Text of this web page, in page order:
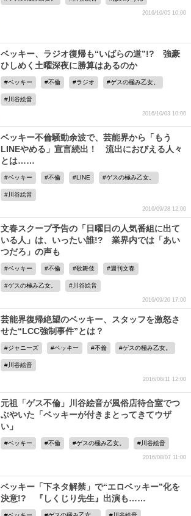
2016/10/05 10:00
ベッキー、ラジオ復帰も“いばらの道”!? 強豪
ひしめく土曜深夜に勝算はあるのか
ベッキー 不倫 ラジオ ゲスの極み乙女。
川谷絵音
2016/10/03 10:00
ベッキー不倫騒動余波で、芸能界から「もう
LINEやめる」宣言続出！ 流出におびえる人々
とは……
ベッキー 不倫 LINE ゲスの極み乙女。
川谷絵音
2016/09/28 12:00
文春スクープ予告の「日曜日の人気番組に出て
いる人」は、いったい誰!? 業界内では「あい
つだろ」の声も
ベッキー 不倫 歌舞伎 週刊文春
ゲスの極み乙女。 川谷絵音
2016/09/20 17:00
芸能界復帰絶望のベッキー、スタッフを激怒さ
せた“LCC強制事件”とは？
ジャニーズ ベッキー 不倫 ゲスの極み乙女。
川谷絵音
2016/08/11 12:00
元祖「ゲス不倫」川谷絵音が風俗店待合室でつ
ぶやいた「ベッキーが付きまとってきてウザ
い」
ベッキー 不倫 ゲスの極み乙女。 川谷絵音
2016/08/07 11:00
ベッキー「下ネタ解禁」で“エロベッキー”化を
決意!? 『しくじり先生』出演も……